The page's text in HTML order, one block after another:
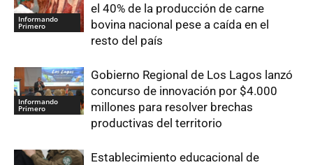
Informando
Primero
el 40% de la producción de carne
bovina nacional pese a caída en el
resto del país
Informando
Primero
Gobierno Regional de Los Lagos lanzó
concurso de innovación por $4.000
millones para resolver brechas
productivas del territorio
Establecimiento educacional de